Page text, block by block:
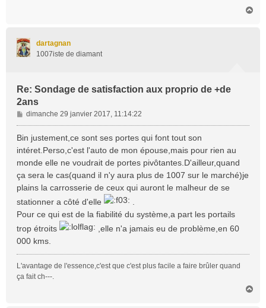
dartagnan
1007iste de diamant
Re: Sondage de satisfaction aux proprio de +de
2ans
M
e
s
g
e
dimanche 29 janvier 2017, 11:14:22
Bin justement,ce sont ses portes qui font tout son
intéret.Perso,c'est l'auto de mon épouse,mais pour rien au
monde elle ne voudrait de portes pivôtantes.D'ailleur,quand
ça sera le cas(quand il n'y aura plus de 1007 sur le marché)je
plains la carrosserie de ceux qui auront le malheur de se
stationner a côté d'elle
Pour ce qui est de la fiabilité du système,a part les portails
trop étroits
,elle n'a jamais eu de problème,en 60
000 kms.
L'avantage de l'essence,c'est que c'est plus facile a faire brûler quand
ça fait ch---.